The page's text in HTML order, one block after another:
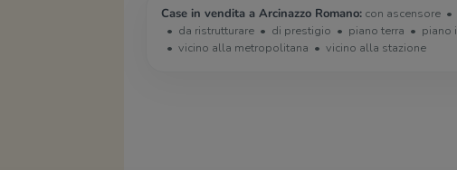
Case in vendita a Arcinazzo Romano: con ascensore
da ristrutturare
di prestigio piano terra piano
vicino alla metropolitana
vicino alla stazione